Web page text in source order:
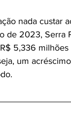
nada custar
de 2023, Serra
5,336
um